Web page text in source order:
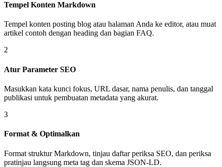
Tempel Konten Markdown
Tempel konten posting blog atau halaman Anda ke editor, atau muat
artikel contoh dengan heading dan bagian FAQ.
2
Atur Parameter SEO
Masukkan kata kunci fokus, URL dasar, nama penulis, dan tanggal
publikasi untuk pembuatan metadata yang akurat.
3
Format & Optimalkan
Format struktur Markdown, tinjau daftar periksa SEO, dan periksa
pratinjau langsung meta tag dan skema JSON-LD.